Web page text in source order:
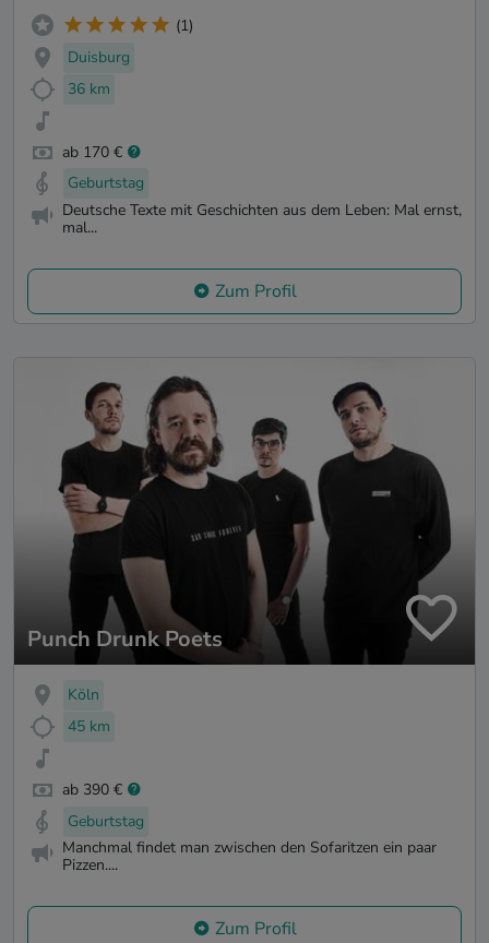
(1)
Duisburg
36 km
ab 170 €
Geburtstag
Deutsche Texte mit Geschichten aus dem Leben: Mal ernst,
mal...
Zum Profil
Punch Drunk Poets
Köln
45 km
ab 390 €
Geburtstag
Manchmal findet man zwischen den Sofaritzen ein paar
Pizzen....
Zum Profil